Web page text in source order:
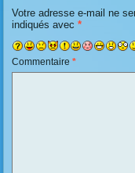
Votre adresse e-mail ne
indiqués avec*
Commentaire*